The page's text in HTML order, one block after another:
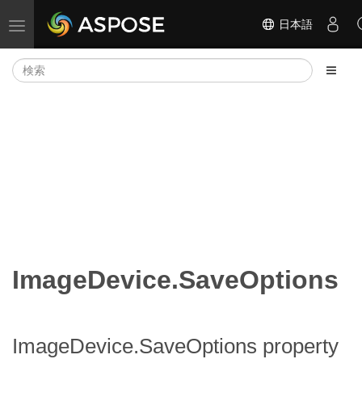
ナビゲーションの切り替え 日本語
ImageDevice.SaveOptions
ImageDevice.SaveOptions property